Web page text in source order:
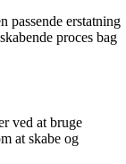
passende erstatning
proces bag
ved at bruge
at skabe og